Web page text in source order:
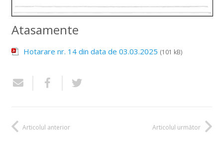
Atasamente
Hotarare nr. 14 din data de 03.03.2025 (101 kB)
Articolul anterior Articolul următor